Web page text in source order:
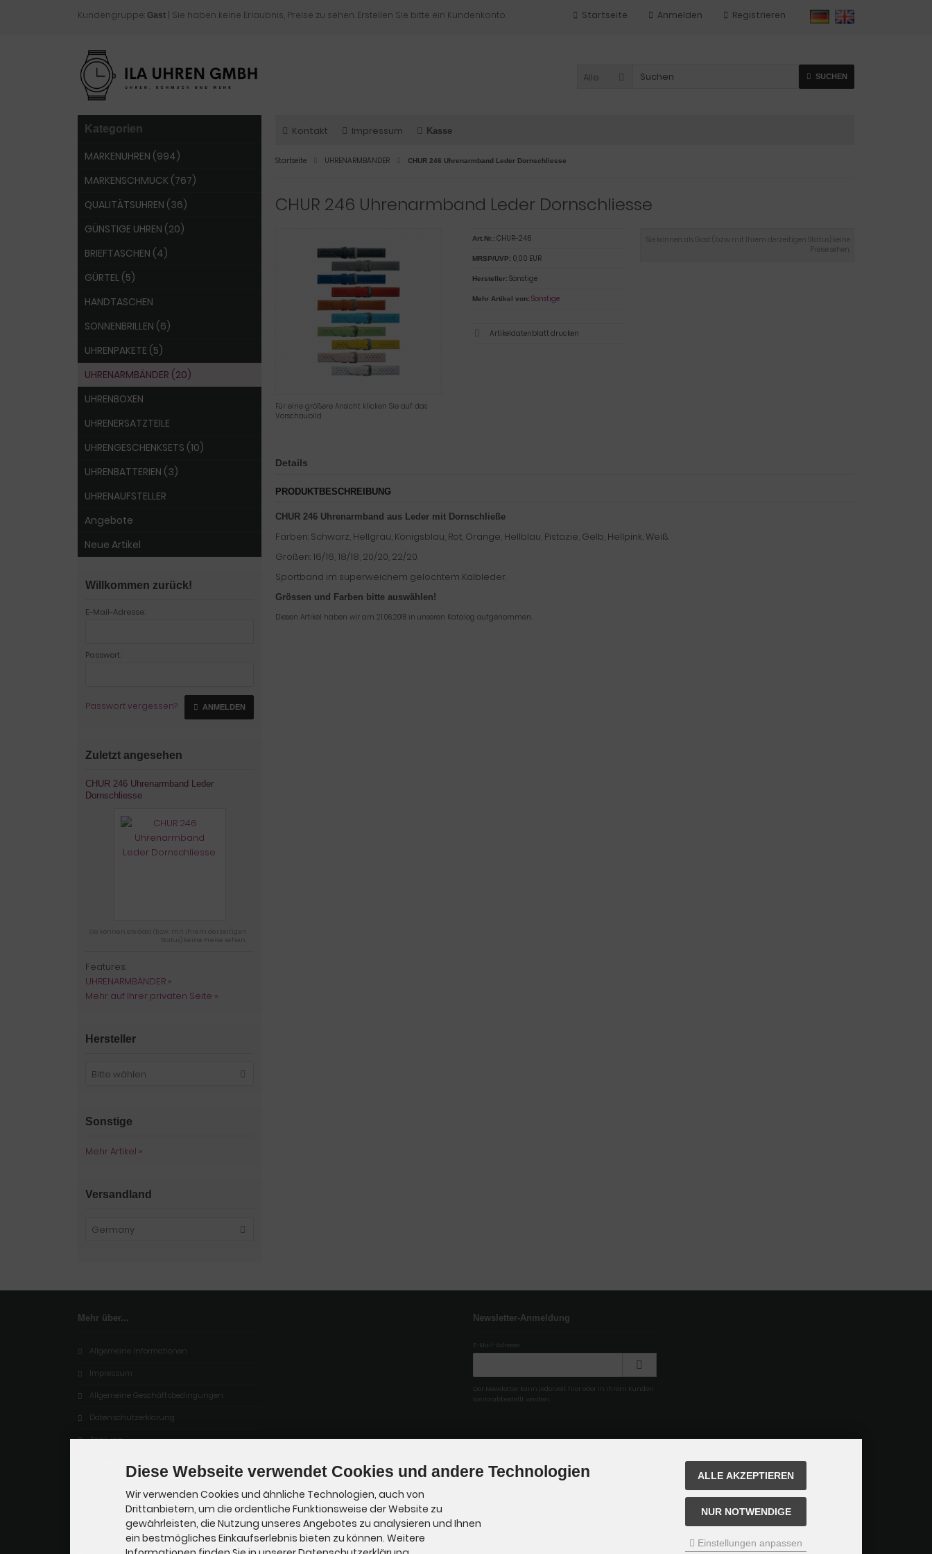
Kundengruppe: Gast | Sie haben keine Erlaubnis, Preise zu sehen. Erstellen Sie bitte ein Kundenkonto. Registrieren
Anmelden
Startseite
Alle SUCHEN
Kontakt Impressum Kasse
Startseite UHRENARMBÄNDER CHUR 246 Uhrenarmband Leder Dornschliesse
CHUR 246 Uhrenarmband Leder Dornschliesse
Für eine größere Ansicht klicken Sie auf das
Vorschaubild
Sie können als Gast (bzw. mit Ihrem derzeitigen Status) keine
Preise sehen.
Art.Nr.: CHUR-246
MRSP/UVP: 0,00 EUR
Hersteller: Sonstige
Mehr Artikel von: Sonstige
Artikeldatenblatt drucken
Details
PRODUKTBESCHREIBUNG
CHUR 246 Uhrenarmband aus Leder mit Dornschließe
Farben: Schwarz, Hellgrau, Königsblau, Rot, Orange, Hellblau, Pistazie, Gelb, Hellpink, Weiß.
Größen: 16/16, 18/18, 20/20, 22/20.
Sportband im superweichem gelochtem Kalbleder.
Grössen und Farben bitte auswählen!
Diesen Artikel haben wir am 21.06.2018 in unseren Katalog aufgenommen.
Kategorien
MARKENUHREN (994)
MARKENSCHMUCK (767)
QUALITÄTSUHREN (36)
GÜNSTIGE UHREN (20)
BRIEFTASCHEN (4)
GÜRTEL (5)
HANDTASCHEN
SONNENBRILLEN (6)
UHRENPAKETE (5)
UHRENARMBÄNDER (20)
UHRENBOXEN
UHRENERSATZTEILE
UHRENGESCHENKSETS (10)
UHRENBATTERIEN (3)
UHRENAUFSTELLER
Angebote
Neue Artikel
Willkommen zurück!
E-Mail-Adresse:
Passwort:
Passwort vergessen? ANMELDEN
Zuletzt angesehen
CHUR 246 Uhrenarmband Leder
Dornschliesse
Sie können als Gast (bzw. mit Ihrem derzeitigen
Status) keine Preise sehen.
Features:
UHRENARMBÄNDER »
Mehr auf Ihrer privaten Seite »
Hersteller
Bitte wählen
Sonstige
Mehr Artikel »
Versandland
Germany
Mehr über...
Allgemeine Informationen
Impressum
Allgemeine Geschäftsbedingungen
Datenschutzerklärung
Zahlung
Cookie Einstellungen
Newsletter-Anmeldung
E-Mail-Adresse:
Der Newsletter kann jederzeit hier oder in Ihrem Kunden
konto abbestellt werden.
Diese Webseite verwendet Cookies und andere Technologien
Wir verwenden Cookies und ähnliche Technologien, auch von
Drittanbietern, um die ordentliche Funktionsweise der Website zu
gewährleisten, die Nutzung unseres Angebotes zu analysieren und Ihnen
ein bestmögliches Einkaufserlebnis bieten zu können. Weitere
ALLE AKZEPTIEREN
NUR NOTWENDIGE
Einstellungen anpassen